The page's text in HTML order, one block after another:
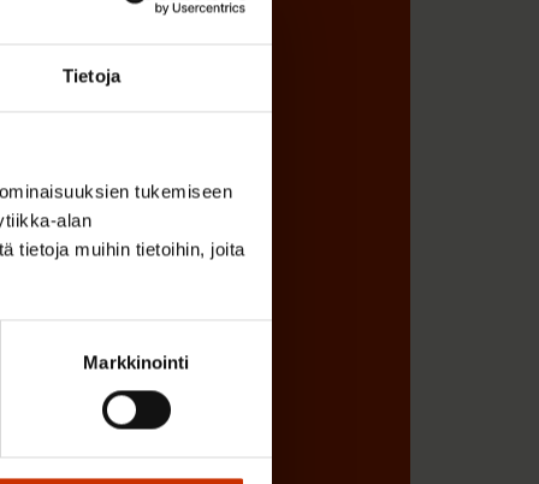
Tietoja
tukemiseen
alan
tietoja muihin tietoihin, joita
Markkinointi